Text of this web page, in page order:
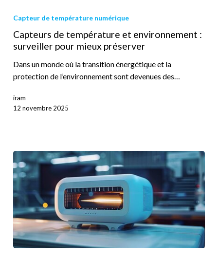
Capteur de température numérique
Capteurs de température et environnement :
surveiller pour mieux préserver
Dans un monde où la transition énergétique et la
protection de l’environnement sont devenues des…
iram
12 novembre 2025